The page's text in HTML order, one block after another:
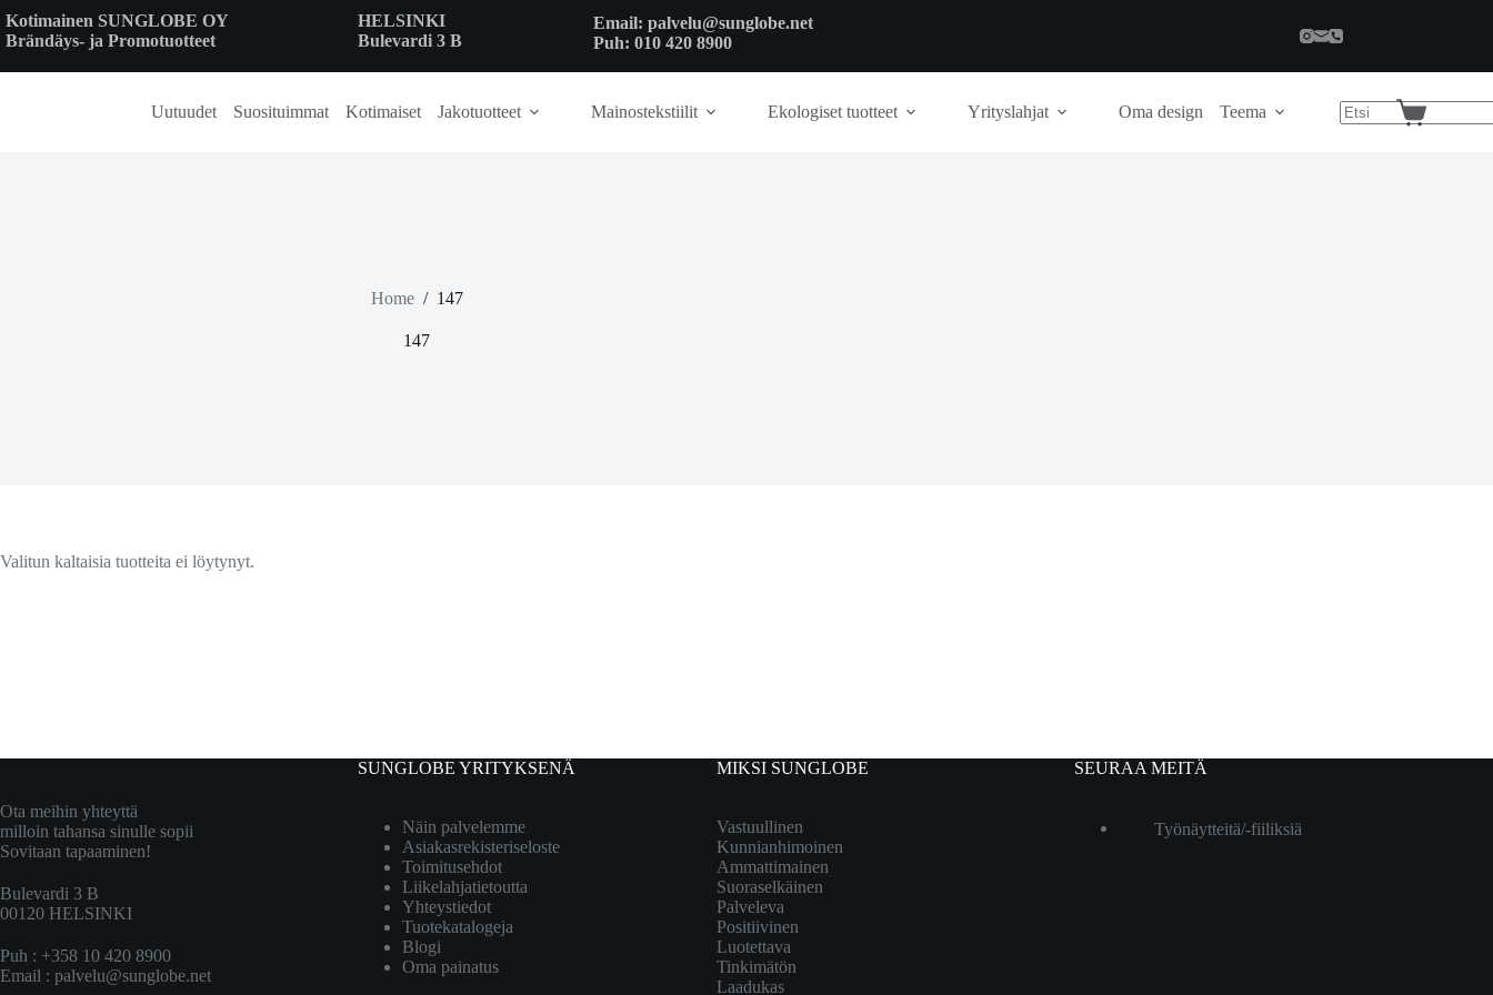
to
content
Kotimainen SUNGLOBE OY
Brändäys- ja Promotuotteet
HELSINKI
Bulevardi 3 B
Email: palvelu@sunglobe.net
Puh: 010 420 8900
Uutuudet Suosituimmat Kotimaiset Jakotuotteet Mainostekstiilit Ekologiset tuotteet Yrityslahjat Oma design Teema
Shopping
Home / 147
147
Valitun kaltaisia tuotteita ei löytynyt.
Ota meihin yhteyttä
milloin tahansa sinulle sopii
Sovitaan tapaaminen!
Bulevardi 3 B
00120 HELSINKI
Puh : +358 10 420 8900
Email : palvelu@sunglobe.net
SUNGLOBE YRITYKSENÄ
Näin palvelemme
Asiakasrekisteriseloste
Toimitusehdot
Liikelahjatietoutta
Yhteystiedot
Tuotekatalogeja
Blogi
Oma painatus
MIKSI SUNGLOBE
Vastuullinen
Kunnianhimoinen
Ammattimainen
Suoraselkäinen
Palveleva
Positiivinen
Luotettava
Tinkimätön
Laadukas
SEURAA MEITÄ
Työnäytteitä/-fiiliksiä